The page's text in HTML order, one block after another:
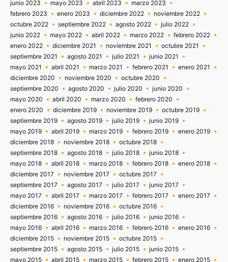
junio 2023
mayo 2023 abril 2023
marzo 2023
febrero 2023
enero 2023 diciembre 2022
noviembre 2022
octubre 2022
septiembre 2022 agosto 2022
julio 2022
junio 2022
mayo 2022 abril 2022 marzo 2022
febrero 2022
enero 2022
diciembre 2021 noviembre 2021
octubre 2021
septiembre 2021
agosto 2021 julio 2021
junio 2021
mayo 2021
abril 2021 marzo 2021 febrero 2021
enero 2021
diciembre 2020
noviembre 2020
octubre 2020
septiembre 2020
agosto 2020 julio 2020
junio 2020
mayo 2020
abril 2020 marzo 2020
febrero 2020
enero 2020
diciembre 2019 noviembre 2019
octubre 2019
septiembre 2019
agosto 2019 julio 2019
junio 2019
mayo 2019
abril 2019 marzo 2019 febrero 2019
enero 2019
diciembre 2018
noviembre 2018
octubre 2018
septiembre 2018
agosto 2018 julio 2018
junio 2018
mayo 2018
abril 2018 marzo 2018 febrero 2018
enero 2018
diciembre 2017
noviembre 2017
octubre 2017
septiembre 2017
agosto 2017 julio 2017
junio 2017
mayo 2017
abril 2017 marzo 2017 febrero 2017
enero 2017
diciembre 2016
noviembre 2016
octubre 2016
septiembre 2016
agosto 2016 julio 2016
junio 2016
mayo 2016
abril 2016 marzo 2016 febrero 2016
enero 2016
diciembre 2015
noviembre 2015
octubre 2015
septiembre 2015
agosto 2015 julio 2015
junio 2015
mayo 2015
abril 2015 marzo 2015 febrero 2015 enero 2015